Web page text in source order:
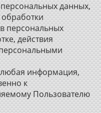
данных,
персональных
действия
информация,
к
Пользователю